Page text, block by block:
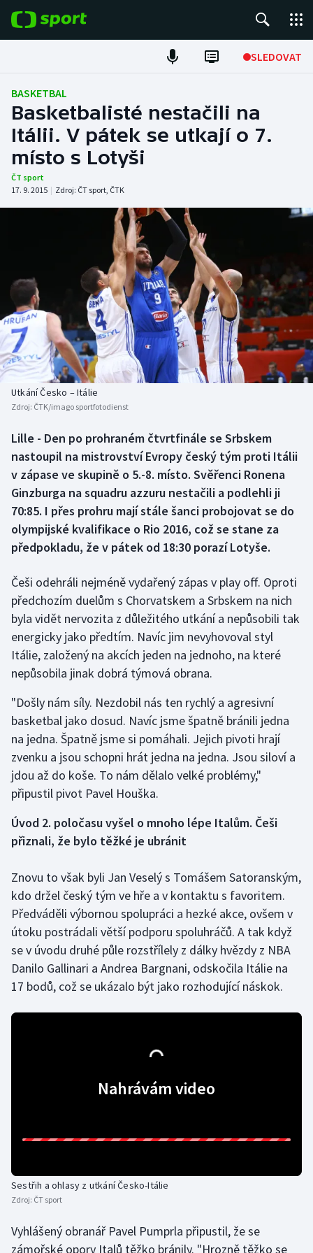
SLEDOVAT
ME v atletice
ME v plavání
Fotbal
Hokej
Americký fotbal
Atletika
Baseball a softbal
Basketbal
Boby a skeleton
Box
Curling
Cyklistika
Dostihy
Florbal
Futsal
Gymnastika
Házená
Jezdectví
Judo
Lezení
Lyže a snowboard
Moderní pětiboj
Motorsport
Rychlobruslení
Rychlostní kanoistika
NEPŘEHLÉDNĚTE
Soutěže
Historické návraty
Aplikace ČT sport
BASKETBAL
Basketbalisté nestačili na
Itálii. V pátek se utkají o 7.
místo s Lotyši
ČT sport
17. 9. 2015 | Zdroj: ČT sport, ČTK
Utkání Česko – Itálie
Zdroj: ČTK/imago sportfotodienst
Lille - Den po prohraném čtvrtfinále se Srbskem
nastoupil na mistrovství Evropy český tým proti Itálii
v zápase ve skupině o 5.-8. místo. Svěřenci Ronena
Ginzburga na squadru azzuru nestačili a podlehli ji
70:85. I přes prohru mají stále šanci probojovat se do
olympijské kvalifikace o Rio 2016, což se stane za
předpokladu, že v pátek od 18:30 porazí Lotyše.
Češi odehráli nejméně vydařený zápas v play off. Oproti
předchozím duelům s Chorvatskem a Srbskem na nich
byla vidět nervozita z důležitého utkání a nepůsobili tak
energicky jako předtím. Navíc jim nevyhovoval styl
Itálie, založený na akcích jeden na jednoho, na které
nepůsobila jinak dobrá týmová obrana.
"Došly nám síly. Nezdobil nás ten rychlý a agresivní
basketbal jako dosud. Navíc jsme špatně bránili jedna
na jedna. Špatně jsme si pomáhali. Jejich pivoti hrají
zvenku a jsou schopni hrát jedna na jedna. Jsou siloví a
jdou až do koše. To nám dělalo velké problémy,"
připustil pivot Pavel Houška.
Úvod 2. poločasu vyšel o mnoho lépe Italům. Češi
přiznali, že bylo těžké je ubránit
Znovu to však byli Jan Veselý s Tomášem Satoranským,
kdo držel český tým ve hře a v kontaktu s favoritem.
Předváděli výbornou spolupráci a hezké akce, ovšem v
útoku postrádali větší podporu spoluhráčů. A tak když
se v úvodu druhé půle rozstřílely z dálky hvězdy z NBA
Danilo Gallinari a Andrea Bargnani, odskočila Itálie na
17 bodů, což se ukázalo být jako rozhodující náskok.
Nahrávám video
Sestřih a ohlasy z utkání Česko-Itálie
Zdroj: ČT sport
Vyhlášený obranář Pavel Pumprla připustil, že se
zámořské opory Italů těžko bránily. "Hrozně těžko se